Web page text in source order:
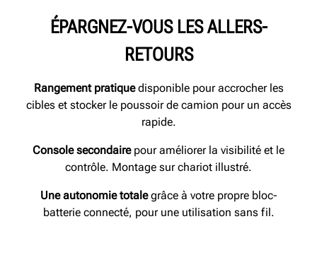
ÉPARGNEZ-VOUS LES ALLERS-
RETOURS
Rangement pratiquedisponible pour accrocher les
cibles et stocker le poussoir de camion pour un accès
rapide.
Console secondairepour améliorer la visibilité et le
contrôle. Montage sur chariot illustré.
Une autonomie totalegrâce à votre propre bloc-
batterie connecté, pour une utilisation sans fil.